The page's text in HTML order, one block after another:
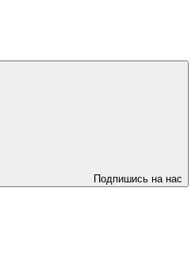
Подпишись на нас